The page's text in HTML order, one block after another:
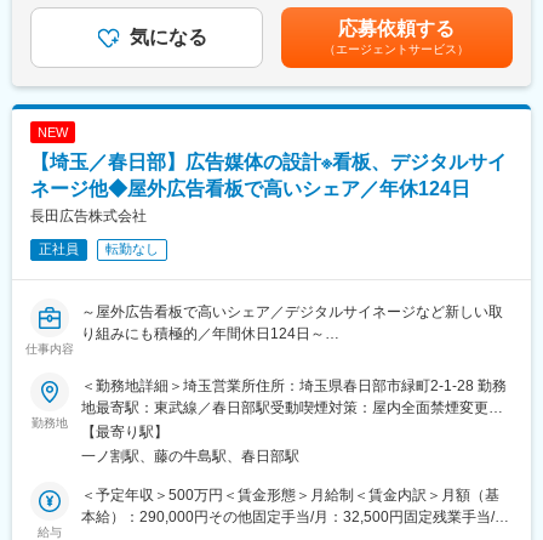
■募集背景
創業以来100年以上にわたり、包装・梱包・物流・プロモーショ
ン分野で事業を展開してきた同社。
ェアを拡大しています。
今後さらなる事業成長を見据え、関東エリアの大手顧客への提案
体制強化を目的として営業メンバーを募集します。
■職務概要
お客様は製造業を中心とした大手企業がメイン。
現場の課題やニーズを把握しながら、生産性向上や物流改善に向
■業務の特徴：
現場を直接確認しながら改善点を見つけ出し、お客様ごとに最適
なソリューションを企画・提案していきます。
・既存顧客への定期訪問／製造現場や物流現場の課題ヒアリング
・生産ラインや物流工程の現状分析
・包装資材や梱包資材の提案
験・能力等を考慮の上、当社規定により決定します。■給与改定：
年1回（4月）■賞与：年2回（7月・12月）賃金はあくまでも目安
の金額であり、選考を通じて上下する可能性があります。月給(月
額)は固定手当を含めた表記です。
気になる 応募依頼する
（エージェントサービス）
NEW
【埼玉／春日部】広告媒体の設計※看板、デジタルサイ
ネージ他◆屋外広告看板で高いシェア／年休124日
長田広告株式会社
正社員 転勤なし
仕事内容
～屋外広告看板で高いシェア／デジタルサイネージなど新しい取
り組みにも積極的／年間休日124日～
◆◇当ポジションの魅力◇◆
・建築士資格を活かし、街に“形として残る”広告物の設計に携われ
る仕事
・企画～申請・行政対応まですべて内製で一気通貫で携われる
・屋外広告からデジタルサイネージ・LEDビジョンまで、専門領
域を段階的に広げられるキャリアパス
■業務概要
勤務地
＜勤務地詳細＞埼玉営業所住所：埼玉県春日部市緑町2-1-28 勤務
地最寄駅：東武線／春日部駅受動喫煙対策：屋内全面禁煙変更の
範囲：会社の定める事業所
【最寄り駅】
一ノ割駅、藤の牛島駅、春日部駅
給与
＜予定年収＞500万円＜賃金形態＞月給制＜賃金内訳＞月額（基
本給）：290,000円その他固定手当/月：32,500円固定残業手当/